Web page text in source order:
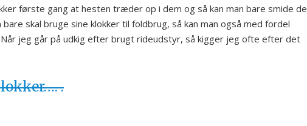
første gang at hesten træder op i dem og så kan man bare smide de
skal bruge sine klokker til foldbrug, så kan man også med fordel
jeg går på udkig efter brugt rideudstyr, så kigger jeg ofte efter det
.